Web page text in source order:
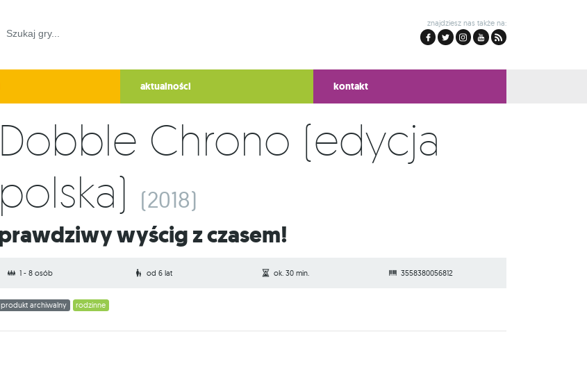
znajdziesz nas także na:
aktualności kontakt
Dobble Chrono (edycja
polska)
(2018)
Prawdziwy wyścig z czasem!
1 - 8 osób od 6 lat ok. 30 min. 3558380056812
produkt archiwalny rodzinne